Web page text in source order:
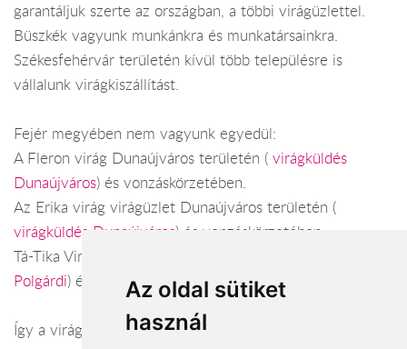
Az oldal sütiket
használ
garantáljuk szerte az országban, a többi virágüzlettel.
Büszkék vagyunk munkánkra és munkatársainkra.
Székesfehérvár területén kívül több településre is
vállalunk virágkiszállítást.
Fejér megyében nem vagyunk egyedül:
A Fleron virág Dunaújváros területén ( virágküldés
Dunaújváros) és vonzáskörzetében.
Az Erika virág virágüzlet Dunaújváros területén (
virágküldés Dunaújváros) és vonzáskörzetében.
Tá-Tika Virágbolt Polgárdi területén (
Polgárdi) és vonzáskörzetében.
Így a virágküldés Fejér megye városaiban és azok